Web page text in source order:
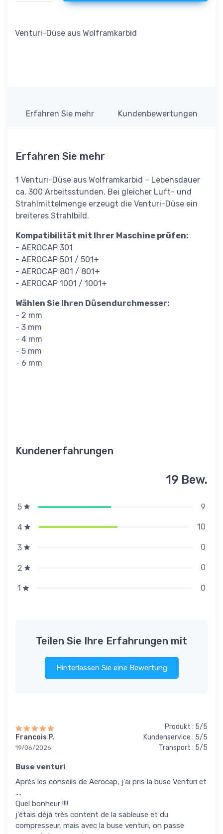
Venturi-Düse aus Wolframkarbid
Erfahren Sie mehr Kundenbewertungen
Erfahren Sie mehr
1 Venturi-Düse aus Wolframkarbid – Lebensdauer
ca. 300 Arbeitsstunden. Bei gleicher Luft- und
Strahlmittelmenge erzeugt die Venturi-Düse ein
breiteres Strahlbild.
Kompatibilität mit Ihrer Maschine prüfen:
- AEROCAP 301
- AEROCAP 501 / 501+
- AEROCAP 801 / 801+
- AEROCAP 1001 / 1001+
Wählen Sie Ihren Düsendurchmesser:
- 2 mm
- 3 mm
- 4 mm
- 5 mm
- 6 mm
Kundenerfahrungen
19 Bew.
5 9
4 10
3 0
2 0
1 0
Teilen Sie Ihre Erfahrungen mit
Hinterlassen Sie eine Bewertung
Francois P.
19/06/2026
Produkt : 5/5
Kundenservice : 5/5
Transport : 5/5
Buse venturi
Après les conseils de Aerocap, j'ai pris la buse Venturi et
....
Quel bonheur !!!!
j'étais déjà très content de la sableuse et du
compresseur, mais avec la buse venturi, on passe